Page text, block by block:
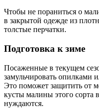
Чтобы не пораниться о
в закрытой одежде из
толстые перчатки.
Подготовка к зиме
Посаженные в текущем
замульчировать опилками
Это поможет защитить от
кусты малины этого сорта
нуждаются.